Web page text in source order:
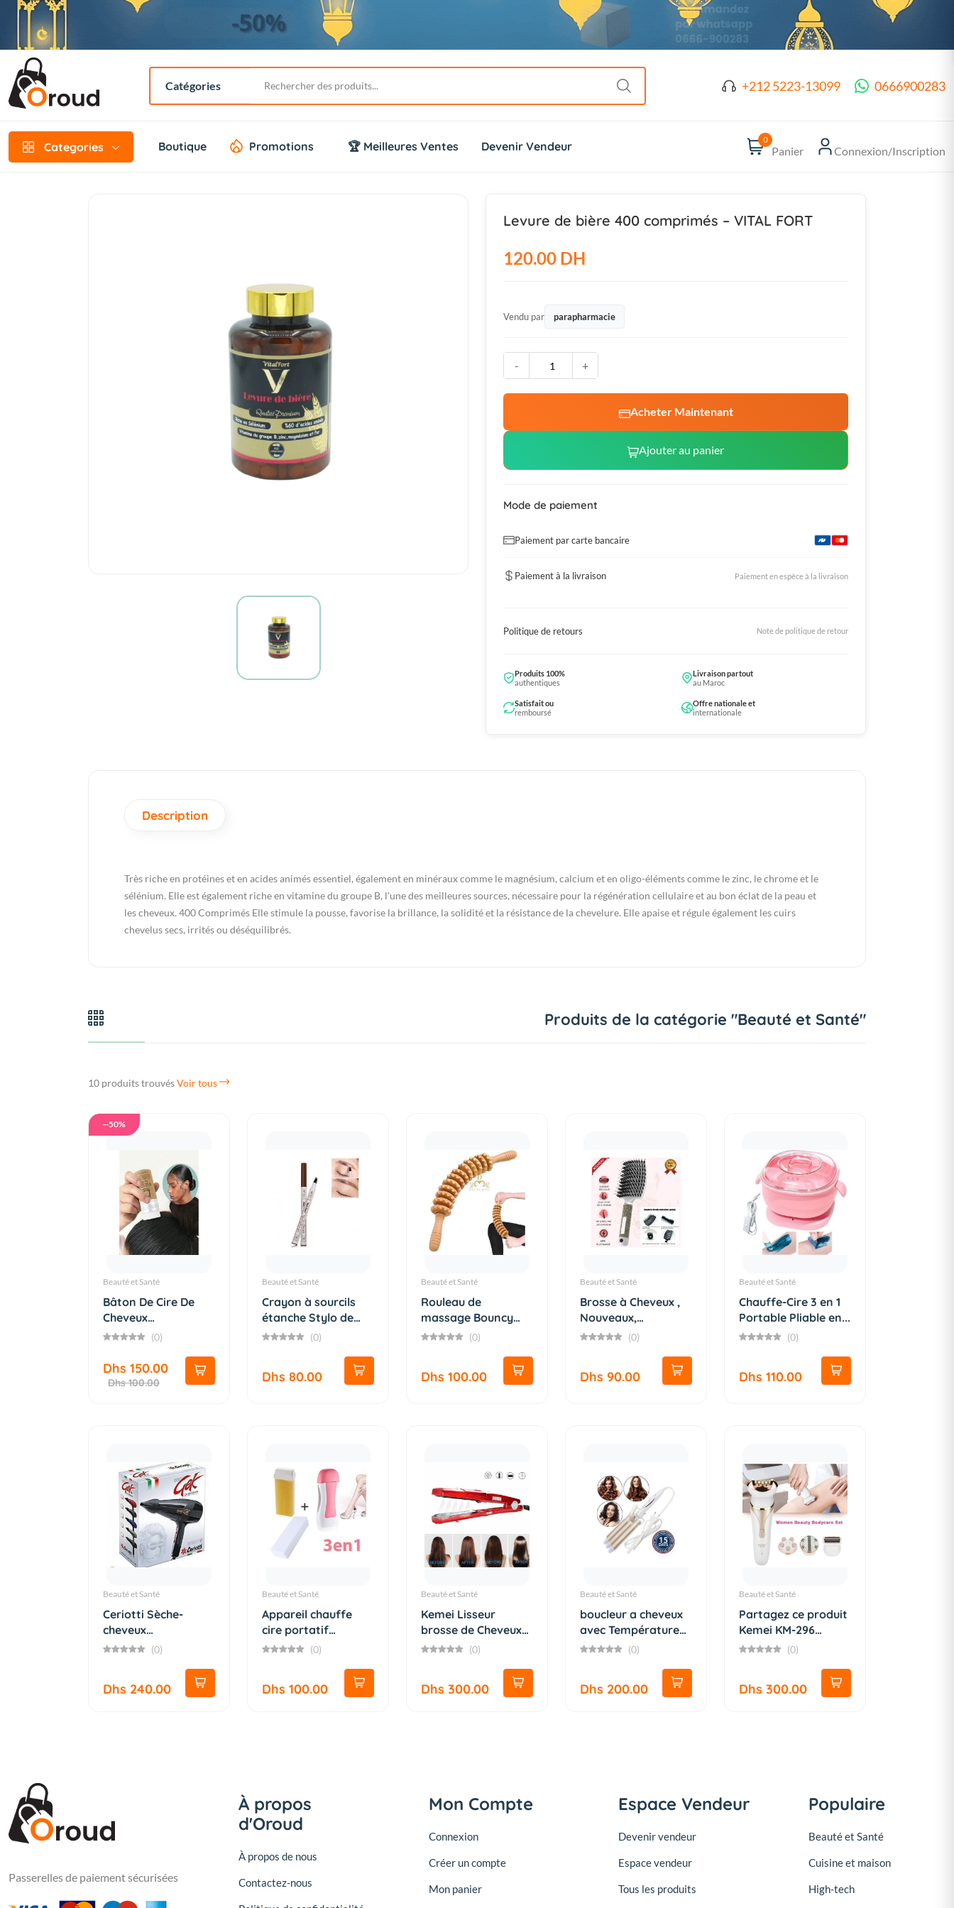
+212 5223-13099 0666900283
Categories Boutique Promotions 🏆 Meilleures Ventes Devenir Vendeur 0
Panier Connexion/Inscription
Levure de bière 400 comprimés – VITAL FORT
120.00 DH
Vendu par parapharmacie
- +
Acheter Maintenant
Ajouter au panier
Mode de paiement
Paiement par carte bancaire
Paiement à la livraison Paiement en espèce à la livraison
Politique de retours Note de politique de retour
Produits 100%
authentiques
Livraison partout
au Maroc
Satisfait ou
remboursé
Offre nationale et
internationale
Description
Très riche en protéines et en acides animés essentiel, également en minéraux comme le magnésium, calcium et en oligo-éléments comme le zinc, le chrome et le
sélénium. Elle est également riche en vitamine du groupe B, l'une des meilleures sources, nécessaire pour la régénération cellulaire et au bon éclat de la peau et
les cheveux. 400 Comprimés Elle stimule la pousse, favorise la brillance, la solidité et la résistance de la chevelure. Elle apaise et régule également les cuirs
chevelus secs, irrités ou déséquilibrés.
Produits de la catégorie "Beauté et Santé"
10 produits trouvésVoir tous
--50%
Beauté et Santé
Bâton De Cire De
Cheveux
Professionnel G...
(0)
Dhs 150.00
Dhs 100.00
Beauté et Santé
Crayon à sourcils
étanche Stylo de
tatou...
(0)
Dhs 80.00
Beauté et Santé
Rouleau de
massage Bouncy
Premium au des...
(0)
Dhs 100.00
Beauté et Santé
Brosse à Cheveux ,
Nouveaux,
Démêlante A...
(0)
Dhs 90.00
Beauté et Santé
Chauffe-Cire 3 en 1
Portable Pliable en...
(0)
Dhs 110.00
Beauté et Santé
Ceriotti Sèche-
cheveux
professionnel Sup...
(0)
Dhs 240.00
Beauté et Santé
Appareil chauffe
cire portatif
d'épilate...(0)
Dhs 100.00
Beauté et Santé
Kemei Lisseur
brosse de Cheveux
Vapeur E...
(0)
Dhs 300.00
Beauté et Santé
boucleur a cheveux
avec Température
Régl...
(0)
Dhs 200.00
Beauté et Santé
Partagez ce produit
Kemei KM-296
Raso...
(0)
Dhs 300.00
Passerelles de paiement sécurisées
À propos
d'Oroud
À propos de nous
Contactez-nous
Mon Compte
Connexion
Créer un compte
Mon panier
Espace Vendeur
Devenir vendeur
Espace vendeur
Tous les produits
Populaire
Beauté et Santé
Cuisine et maison
High-tech